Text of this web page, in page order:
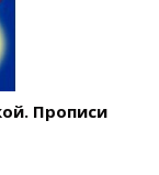
Прописи